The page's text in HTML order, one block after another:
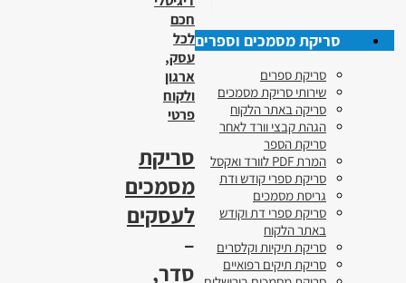
חכם
לכל
עסק,
ארגון
ולקוח
פרטי
סריקת
מסמכים
לעסקים
–
סדר,
סריקת מסמכים וספרים
סריקת ספרים
שירותי סריקת מסמכים
סריקה באתר הלקוח
הגהת קבצי וורד לאחר
סריקת הספר
המרת PDF לוורד ואקסל
סריקת ספרי קודש ודת
גריסת מסמכים
סריקת ספרי דת וקודש
באתר הלקוח
סריקת תיקיות וקלסרים
סריקת תיקים רפואיים